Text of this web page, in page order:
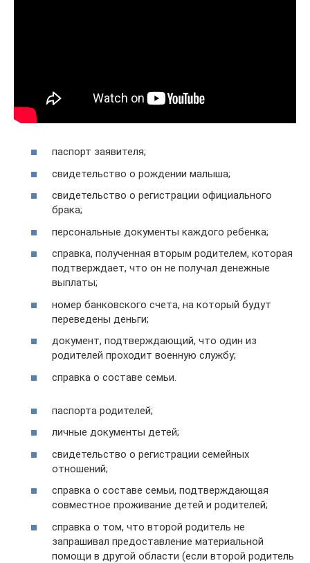
паспорт заявителя;
свидетельство о рождении малыша;
свидетельство о регистрации официального
брака;
персональные документы каждого ребенка;
справка, полученная вторым родителем, которая
подтверждает, что он не получал денежные
выплаты;
номер банковского счета, на который будут
переведены деньги;
документ, подтверждающий, что один из
родителей проходит военную службу;
справка о составе семьи.
паспорта родителей;
личные документы детей;
свидетельство о регистрации семейных
отношений;
справка о составе семьи, подтверждающая
совместное проживание детей и родителей;
справка о том, что второй родитель не
запрашивал предоставление материальной
помощи в другой области (если второй родитель